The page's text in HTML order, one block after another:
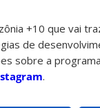
+10 que vai
de
sobre a
.